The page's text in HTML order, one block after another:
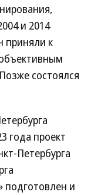
и 2014
приняли к
состоялся
года проект
Петербурга
и